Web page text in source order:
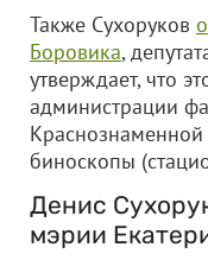
Также Сухоруков
Боровика,
утверждает, что
администрации
Краснознаменной
биноскопы
Денис
мэрии